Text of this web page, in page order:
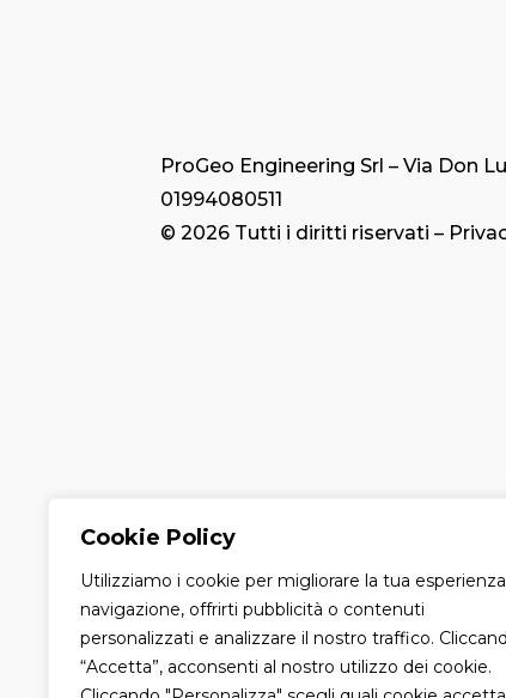
Cookie Policy
Utilizziamo i cookie per migliorare la tua
navigazione, offrirti pubblicità o contenuti
personalizzati e analizzare il nostro traffico.
“Accetta”, acconsenti al nostro utilizzo dei cookie.
ProGeo Engineering Srl – Via Don
01994080511
© 2026 Tutti i diritti riservati –